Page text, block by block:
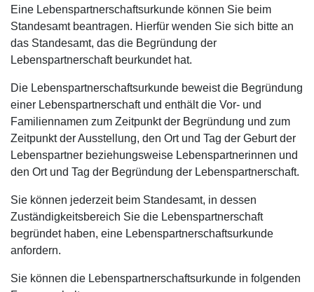
Eine Lebenspartnerschaftsurkunde können Sie beim
Standesamt beantragen. Hierfür wenden Sie sich bitte an
das Standesamt, das die Begründung der
Lebenspartnerschaft beurkundet hat.
Die Lebenspartnerschaftsurkunde beweist die Begründung
einer Lebenspartnerschaft und enthält die Vor- und
Familiennamen zum Zeitpunkt der Begründung und zum
Zeitpunkt der Ausstellung, den Ort und Tag der Geburt der
Lebenspartner beziehungsweise Lebenspartnerinnen und
den Ort und Tag der Begründung der Lebenspartnerschaft.
Sie können jederzeit beim Standesamt, in dessen
Zuständigkeitsbereich Sie die Lebenspartnerschaft
begründet haben, eine Lebenspartnerschaftsurkunde
anfordern.
Sie können die Lebenspartnerschaftsurkunde in folgenden